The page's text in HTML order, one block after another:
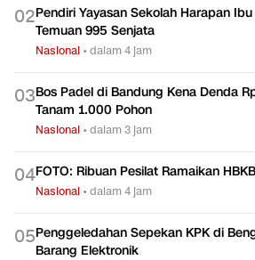
02Pendiri Yayasan Sekolah Harapan
Temuan 995 Senjata
Nasional •dalam 4 jam
03Bos Padel di Bandung Kena Denda
Tanam 1.000 Pohon
Nasional •dalam 3 jam
04FOTO: Ribuan Pesilat Ramaikan
Nasional •dalam 4 jam
05Penggeledahan Sepekan KPK di
Barang Elektronik